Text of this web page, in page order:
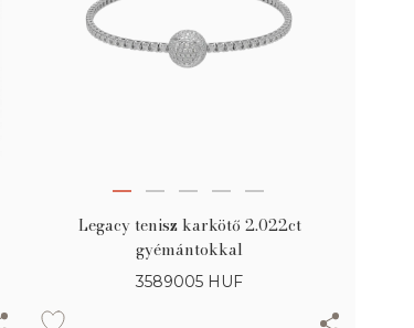
Legacy tenisz karkötő 2.022ct
gyémántokkal
3589005 HUF